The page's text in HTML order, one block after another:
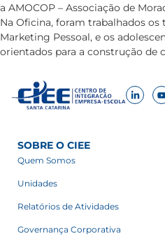
a AMOCOP – Associação de
Na Oficina, foram trabalhados os
Marketing Pessoal, e os
orientados para a construção de
SOBRE O CIEE
Quem Somos
Unidades
Relatórios de Atividades
Governança Corporativa